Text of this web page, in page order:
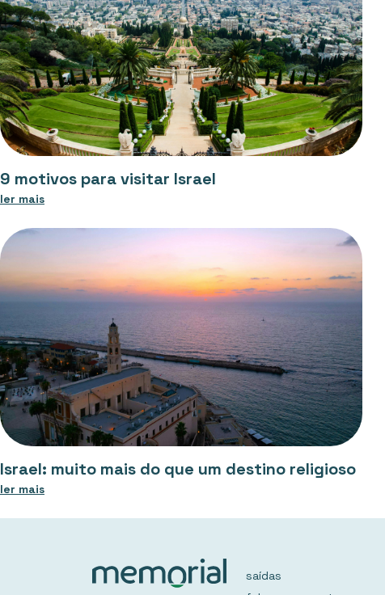
9 motivos para visitar Israel
ler mais
Israel: muito mais do que um destino religioso
ler mais
saídas